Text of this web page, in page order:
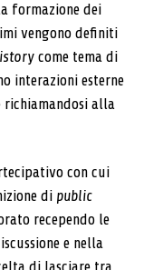
formazione dei
vengono definiti
come tema di
interazioni esterne
richiamandosi alla
con cui
di public
recependo le
e nella
di lasciare tra